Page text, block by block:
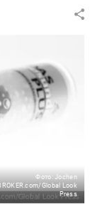
Фото: Jochen
Global Look
Press